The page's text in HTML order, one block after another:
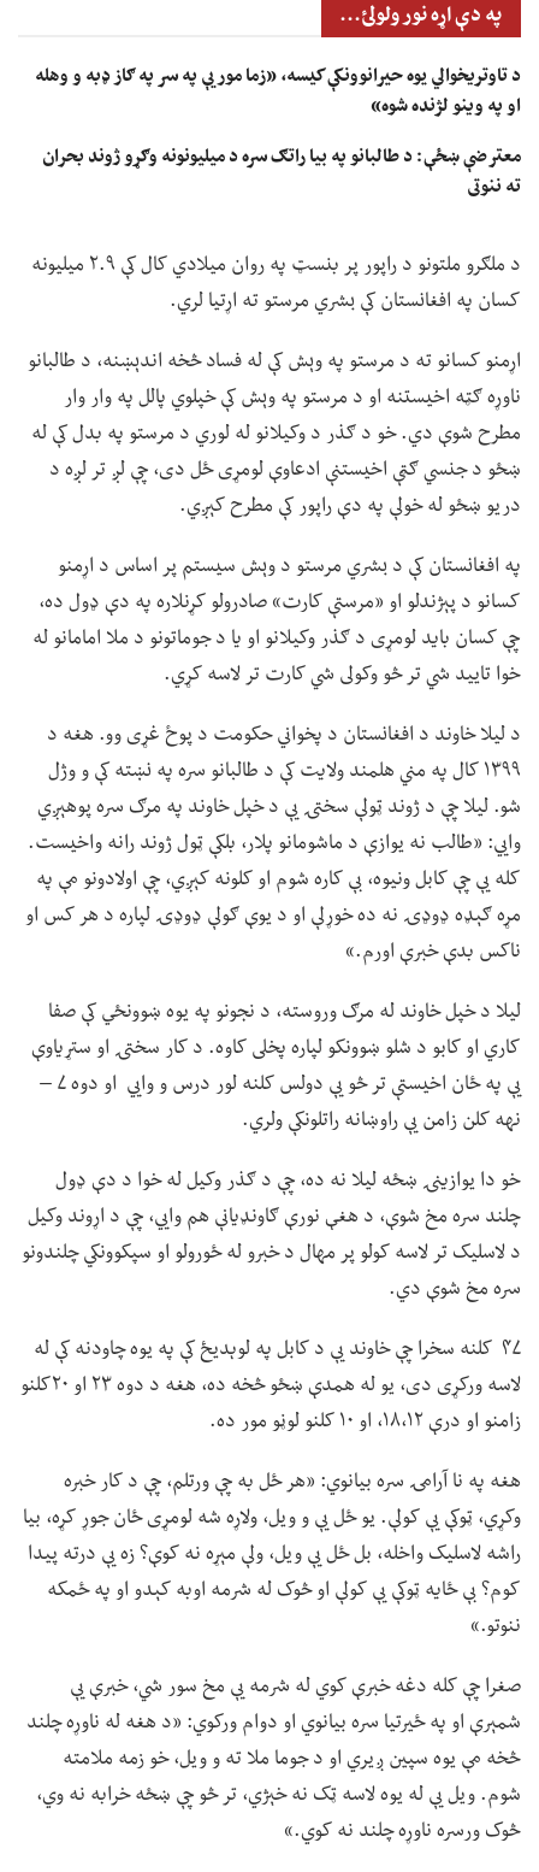
په دې اړه نور ولولئ...
د تاوتریخوالي یوه حیرانوونکې کیسه، «زما مور یې په سر په ګاز ډبه و وهله
او په وینو لژنده شوه»
معترضې ښځې: د طالبانو په بیا راتګ سره د میلیونونه وګړو ژوند بحران
ته ننوتی
د ملګرو ملتونو د راپور پر بنسټ په روان میلادي کال کې ۲.۹ میلیونه
کسان په افغانستان کې بشري مرستو ته اړتیا لري.
اړمنو کسانو ته د مرستو په وېش کې له فساد څخه اندېښنه، د طالبانو
ناوړه ګټه اخیستنه او د مرستو په وېش کې خپلوي پالل په وار وار
مطرح شوې دي. خو د ګذر د وکیلانو له لوري د مرستو په بدل کې له
ښځو د جنسي ګټې اخیستنې ادعاوې لومړی ځل دی، چې لږ تر لږه د
دریو ښځو له خولې په دې راپور کې مطرح کېږي.
په افغانستان کې د بشري مرستو د وېش سیستم پر اساس د اړمنو
کسانو د پېژندلو او «مرستې کارت» صادرولو کړنلاره په دې ډول ده،
چې کسان باید لومړی د ګذر وکیلانو او یا د جوماتونو د ملا امامانو له
خوا تایید شي تر څو وکولی شي کارت تر لاسه کړي.
د لیلا خاوند د افغانستان د پخواني حکومت د پوځ غړی وو. هغه د
۱۳۹۹ کال په مني هلمند ولایت کې د طالبانو سره په نښته کې و وژل
شو. لیلا چې د ژوند ټولې سختۍ یې د خپل خاوند په مرګ سره پوهېږي
وايي: «طالب نه یوازې د ماشومانو پلار، بلکې ټول ژوند رانه واخیست.
کله یې چې کابل ونیوه، بې کاره شوم او کلونه کېږي، چې اولادونو مې په
مړه ګېډه ډوډۍ نه ده خوړلې او د یوې ګولې ډوډۍ لپاره د هر کس او
ناکس بدې خبرې اورم.»
لیلا د خپل خاوند له مرګ وروسته، د نجونو په یوه ښوونځي کې صفا
کاري او کابو د شلو ښوونکو لپاره پخلی کاوه. د کار سختۍ او ستړیاوې
یې په ځان اخیستې تر څو یې دولس کلنه لور درس و وايي او دوه ۷ –
نهه کلن زامن یې راوښانه راتلونکې ولري.
خو دا یوازینۍ ښځه لیلا نه ده، چې د ګذر وکیل له خوا د دې ډول
چلند سره مخ شوې، د هغې نورې ګاونډیانې هم وايي، چې د اړوند وکیل
د لاسلیک تر لاسه کولو پر مهال د خبرو له ځورولو او سپکوونکي چلندونو
سره مخ شوې دي.
۴۷ کلنه سخرا چې خاوند یې د کابل په لوېدیځ کې په یوه چاودنه کې له
لاسه ورکړی دی، یو له همدې ښځو څخه ده، هغه د دوه ۲۳ او ۲۰کلنو
زامنو او درې ۱۸،۱۲، او ۱۰ کلنو لوڼو مور ده.
هغه په نا آرامۍ سره بیانوي: «هر ځل به چې ورتلم، چې د کار خبره
وکړي، ټوکې یې کولې. یو ځل یې و ویل، ولاړه شه لومړی ځان جوړ کړه، بیا
راشه لاسلیک واخله، بل ځل یې ویل، ولې مېړه نه کوې؟ زه یې درته پیدا
کوم؟ بې ځایه ټوکې یې کولې او څوک له شرمه اوبه کېدو او په ځمکه
ننوتو.»
صغرا چې کله دغه خبرې کوي له شرمه یې مخ سور شي، خبرې یې
شمېرې او په ځیرتیا سره بیانوي او دوام ورکوي: «د هغه له ناوړه چلند
څخه مې یوه سپین ږیري او د جوما ملا ته و ویل، خو زمه ملامته
شوم. ویل یې له یوه لاسه ټک نه خېژي، تر څو چې ښځه خرابه نه وي،
څوک ورسره ناوړه چلند نه کوي.»